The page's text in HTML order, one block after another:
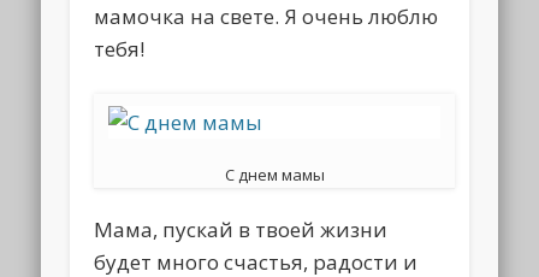
мамочка на свете. Я очень люблю
тебя!
С днем мамы
Мама, пускай в твоей жизни
будет много счастья, радости и